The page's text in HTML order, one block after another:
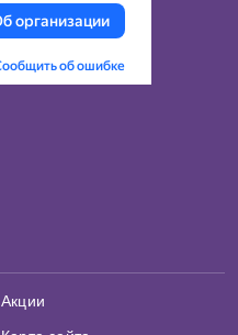
Акции